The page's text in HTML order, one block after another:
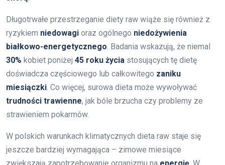
Długotrwałe przestrzeganie diety raw wiąże się również z
ryzykiem niedowagi oraz ogólnego niedożywienia
białkowo-energetycznego . Badania wskazują, że niemal
30% kobiet poniżej 45 roku życia stosujących tę dietę
doświadcza częściowego lub całkowitego zaniku
miesiączki . Co więcej, surowa dieta może wywoływać
trudności trawienne, jak bóle brzucha czy problemy ze
strawieniem pokarmów.
W polskich warunkach klimatycznych dieta raw staje się
jeszcze bardziej wymagająca – zimowe miesiące
zwiększają zapotrzebowanie organizmu na energię . W